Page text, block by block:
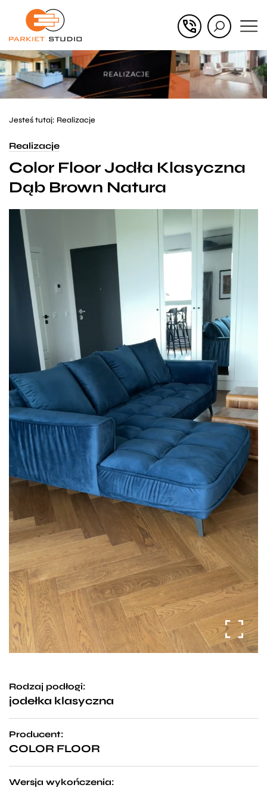
Przejdź
głównego
Przejdź
menu
w
stopce
Jesteś tutaj: Realizacje
Realizacje
Color Floor Jodła Klasyczna
Dąb Brown Natura
Rodzaj podłogi:
jodełka klasyczna
Producent:
COLOR FLOOR
Wersja wykończenia: